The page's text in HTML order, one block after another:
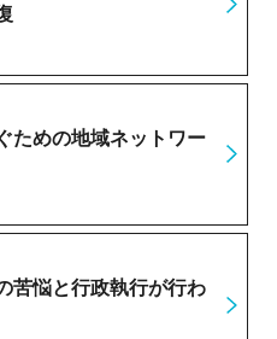
ための地域ネットワー
苦悩と行政執行が行わ